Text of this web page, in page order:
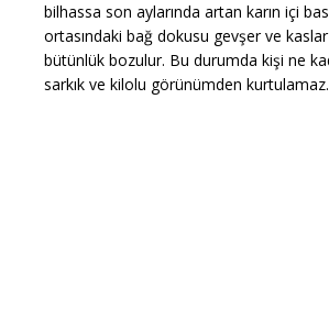
bilhassa son aylarında artan karın içi
ortasındaki bağ dokusu gevşer ve
bütünlük bozulur. Bu durumda kişi ne
sarkık ve kilolu görünümden kurtulamaz.